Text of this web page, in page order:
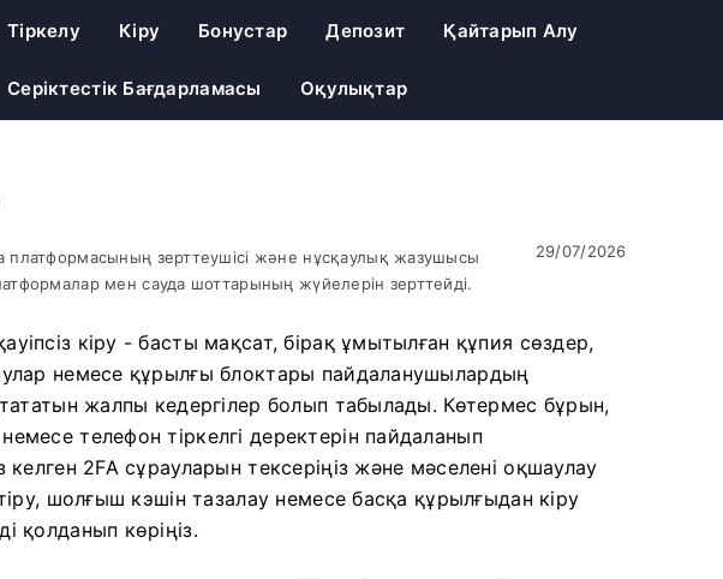
Тіркелу Кіру Бонустар Депозит Қайтарып Алу
Серіктестік Бағдарламасы Оқулықтар
платформасының зерттеушісі және нұсқаулық жазушысы
мен сауда шоттарының жүйелерін зерттейді.
29/07/2026
кіру - басты мақсат, бірақ ұмытылған құпия сөздер,
немесе құрылғы блоктары пайдаланушылардың
жалпы кедергілер болып табылады. Көтермес бұрын,
телефон тіркелгі деректерін пайдаланып
2FA сұрауларын тексеріңіз және мәселені оқшаулау
шолғыш кэшін тазалау немесе басқа құрылғыдан кіру
қолданып көріңіз.